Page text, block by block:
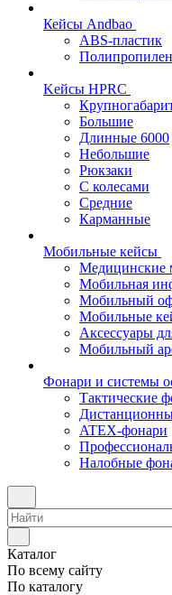
Кейсы Andbao
ABS-пластик
Kейсы HPRC
Большие
Длинные 6000
Небольшие
Рюкзаки
С колесами
Средние
Карманные
Мобильные кейсы
Медицинские
Мобильная
Мобильный
Мобильные
Аксессуары
Мобильный
Фонари и системы
Тактические
ATEX-фонари
Налобные
Каталог
По всему сайту
По каталогу